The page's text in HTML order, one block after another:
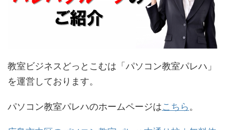
教室ビジネスどっとこむは「パソコン教室パレハ」
を運営しております。
パソコン教室パレハのホームページはこちら 。